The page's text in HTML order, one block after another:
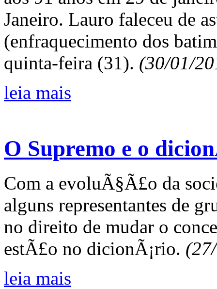
Janeiro. Lauro faleceu de
(enfraquecimento dos
quinta-feira (31). (30/01/
leia mais
O Supremo e o
Com a evoluÃ§Ã£o da
alguns representantes de
no direito de mudar o
estÃ£o no dicionÃ¡rio.
leia mais